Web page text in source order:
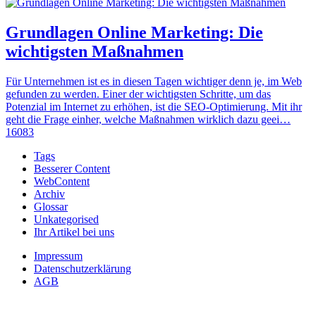
Grundlagen Online Marketing: Die
wichtigsten Maßnahmen
Für Unternehmen ist es in diesen Tagen wichtiger denn je, im Web
gefunden zu werden. Einer der wichtigsten Schritte, um das
Potenzial im Internet zu erhöhen, ist die SEO-Optimierung. Mit ihr
geht die Frage einher, welche Maßnahmen wirklich dazu geei…
16083
Tags
Besserer Content
WebContent
Archiv
Glossar
Unkategorised
Ihr Artikel bei uns
Impressum
Datenschutzerklärung
AGB